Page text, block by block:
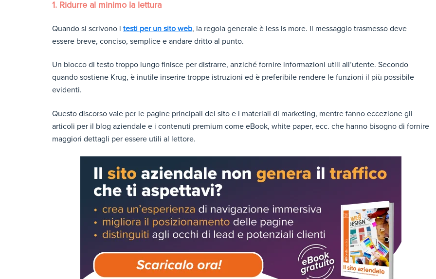
1. Ridurre al minimo la lettura
Quando si scrivono i testi per un sito web, la regola generale è less is more. Il messaggio trasmesso deve
essere breve, conciso, semplice e andare dritto al punto.
Un blocco di testo troppo lungo finisce per distrarre, anziché fornire informazioni utili all’utente. Secondo
quando sostiene Krug, è inutile inserire troppe istruzioni ed è preferibile rendere le funzioni il più possibile
evidenti.
Questo discorso vale per le pagine principali del sito e i materiali di marketing, mentre fanno eccezione gli
articoli per il blog aziendale e i contenuti premium come eBook, white paper, ecc. che hanno bisogno di fornire
maggiori dettagli per essere utili al lettore.